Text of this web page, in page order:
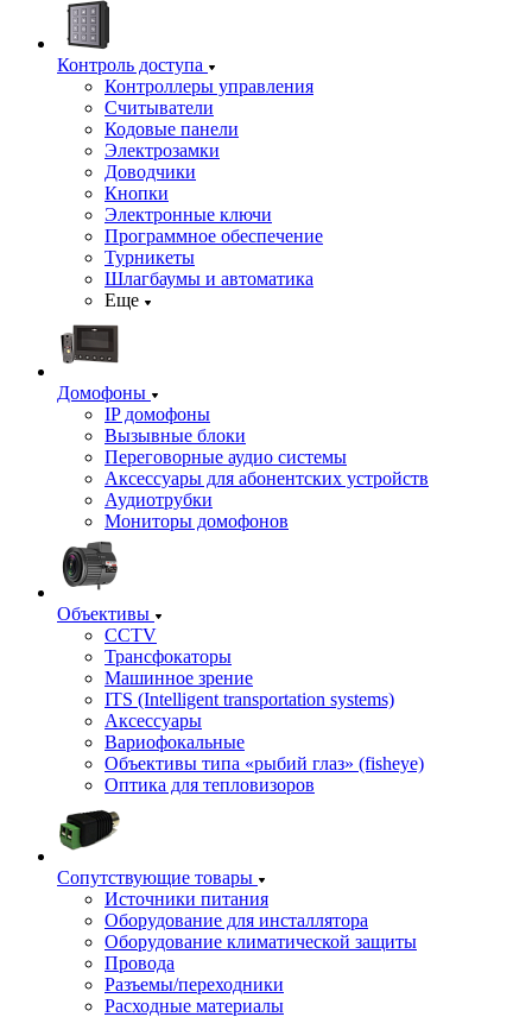
Контроль доступа
Контроллеры управления
Считыватели
Кодовые панели
Электрозамки
Доводчики
Кнопки
Электронные ключи
Программное обеспечение
Турникеты
Шлагбаумы и автоматика
Еще
Домофоны
IP домофоны
Вызывные блоки
Переговорные аудио системы
Аксессуары для абонентских устройств
Аудиотрубки
Мониторы домофонов
Объективы
CCTV
Трансфокаторы
Машинное зрение
ITS (Intelligent transportation systems)
Аксессуары
Вариофокальные
Объективы типа «рыбий глаз» (fisheye)
Оптика для тепловизоров
Сопутствующие товары
Источники питания
Оборудование для инсталлятора
Оборудование климатической защиты
Провода
Разъемы/переходники
Расходные материалы